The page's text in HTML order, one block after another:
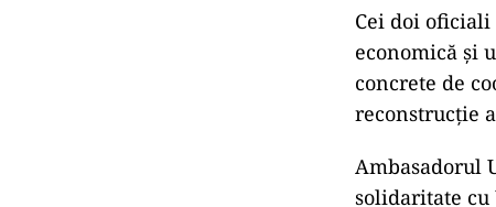
Cei doi
economică şi
concrete de
reconstrucţie
Ambasadorul
solidaritate